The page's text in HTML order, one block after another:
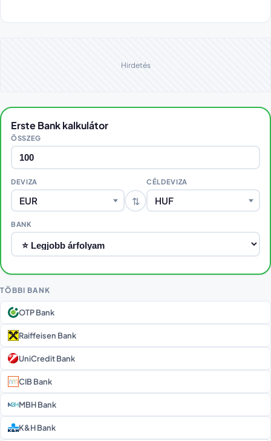
Hirdetés
Erste Bank kalkulátor
ÖSSZEG
DEVIZA
EUR ⇅
CÉLDEVIZA
HUF
BANK
TÖBBI BANK
OTP Bank
Raiffeisen Bank
UniCredit Bank
CIB Bank
MBH Bank
K&H Bank